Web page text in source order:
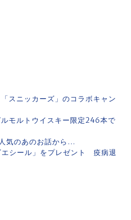
スニッカーズ」のコラボキャン
モルトウイスキー限定246本で
気のあのお話から…
シール」をプレゼント 疫病退